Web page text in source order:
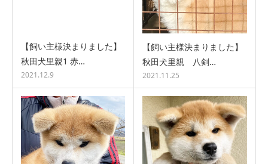
【飼い主様決まりました】
秋田犬里親1 赤…
2021.12.9
【飼い主様決まりました】
秋田犬里親 八剣…
2021.11.25